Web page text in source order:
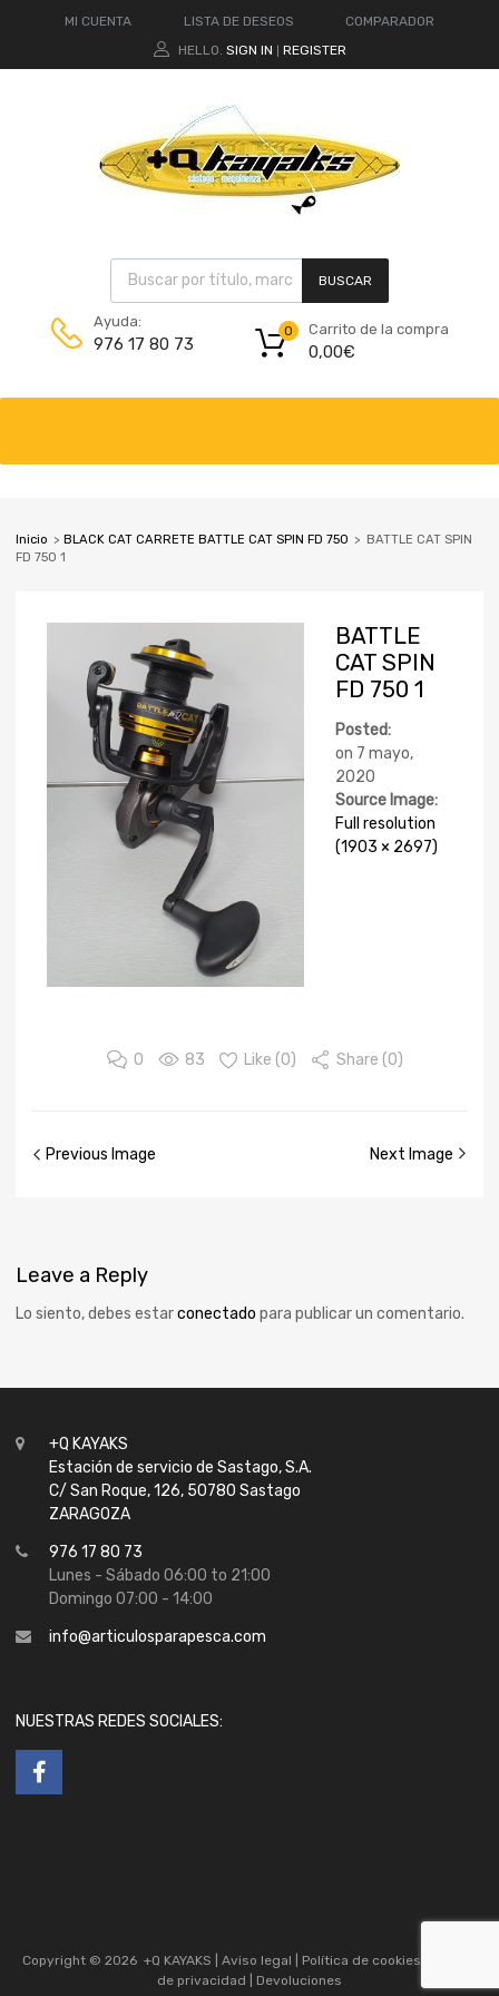
MI CUENTA LISTA DE DESEOS
COMPARADOR
HELLO. SIGN IN REGISTER
BUSCAR
Ayuda:
976 17 80 73
Carrito de la compra
0,00€
0
Inicio > BLACK CAT CARRETE BATTLE CAT SPIN FD 750 > BATTLE CAT SPIN
FD 750 1
BATTLE
CAT SPIN
FD 750 1
Posted:
on 7 mayo,
2020
Source Image:
Full resolution
(1903 × 2697)
0 83 Like (0) Share (0)
Previous Image Next Image
Leave a Reply
Lo siento, debes estarconectado para publicar un comentario.
+Q KAYAKS
Estación de servicio de Sastago, S.A.
C/ San Roque, 126, 50780 Sastago
ZARAGOZA
976 17 80 73
Lunes - Sábado 06:00 to 21:00
Domingo 07:00 - 14:00
info@articulosparapesca.com
NUESTRAS REDES SOCIALES:
Copyright © 2026 +Q KAYAKS | Aviso legal Política de cookies
de privacidad
Devoluciones